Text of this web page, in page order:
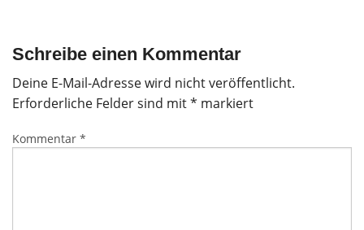
Schreibe einen Kommentar
Deine E-Mail-Adresse wird nicht veröffentlicht.
Erforderliche Felder sind mit* markiert
Kommentar *